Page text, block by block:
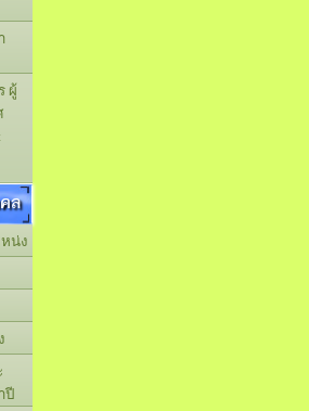
ผู้
ล
น่ง
ปี